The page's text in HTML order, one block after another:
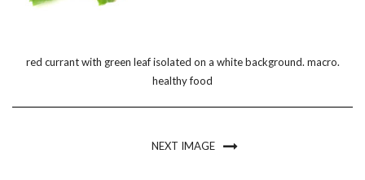
red currant with green leaf isolated on a white background. macro.
healthy food
NEXT IMAGE